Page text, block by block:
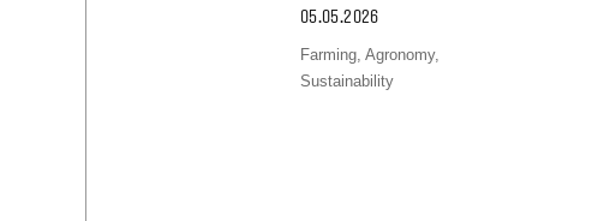
Australia & New Zealand
05.05.2026
Farming, Agronomy,
Sustainability